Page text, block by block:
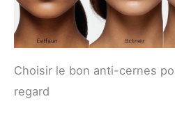
Choisir le bon anti-cernes
regard